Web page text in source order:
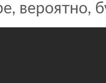
вероятно,